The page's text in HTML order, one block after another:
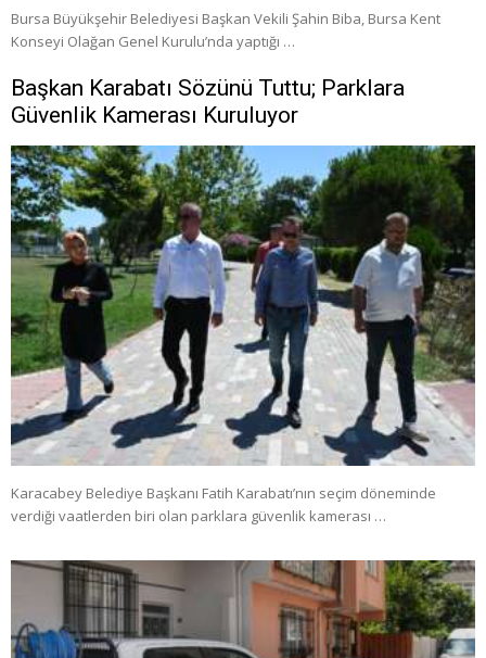
Bursa Büyükşehir Belediyesi Başkan Vekili Şahin Biba, Bursa Kent
Konseyi Olağan Genel Kurulu’nda yaptığı …
Başkan Karabatı Sözünü Tuttu; Parklara
Güvenlik Kamerası Kuruluyor
Karacabey Belediye Başkanı Fatih Karabatı’nın seçim döneminde
verdiği vaatlerden biri olan parklara güvenlik kamerası …